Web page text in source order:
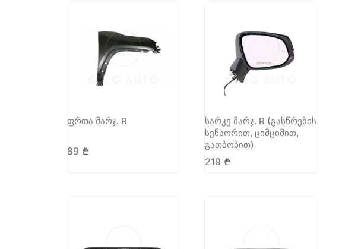
ფრთა მარჯ. R
89 ₾
სარკე მარჯ. R (გასწრების
სენსორით, ციმციმით,
გათბობით)
219 ₾